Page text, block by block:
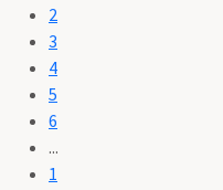
2
3
4
5
6
...
1